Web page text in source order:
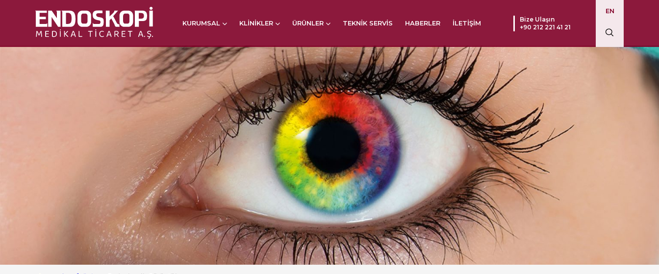
KURUMSAL KLINIKLER ÜRÜNLER TEKNIK SERVIS HABERLER İLETIŞIM
Bize Ulaşın
+90 212 221 41 21
EN